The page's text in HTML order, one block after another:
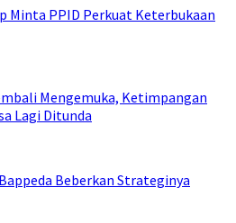
Minta PPID Perkuat Keterbukaan
Mengemuka, Ketimpangan
Lagi Ditunda
Beberkan Strateginya